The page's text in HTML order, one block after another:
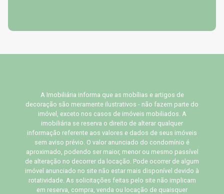
A Imobiliária informa que as mobílias e artigos de
decoração são meramente ilustrativos - não fazem parte do
imóvel, exceto nos casos de imóveis mobiliados. A
imobiliária se reserva o direito de alterar qualquer
informação referente aos valores e dados de seus imóveis
sem aviso prévio. O valor anunciado do condomínio é
aproximado, podendo ser maior, menor ou mesmo passível
de alteração no decorrer da locação. Pode ocorrer de algum
imóvel anunciado no site não estar mais disponível devido à
rotatividade. As solicitações feitas pelo site não implicam
em reserva, compra, venda ou locação de quaisquer